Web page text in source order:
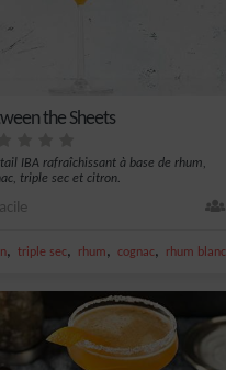
the Sheets
IBA rafraîchissant à base de rhum,
triple sec et citron.
, triple sec, rhum, cognac, rhum blanc